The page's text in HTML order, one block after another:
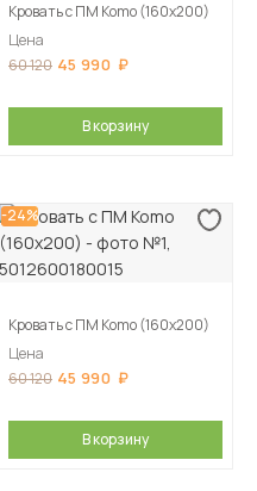
Кровать с ПМ Komo (160х200)
Цена
60 120 45 990
В корзину
-24%
Кровать с ПМ Komo (160х200)
Цена
60 120 45 990
В корзину